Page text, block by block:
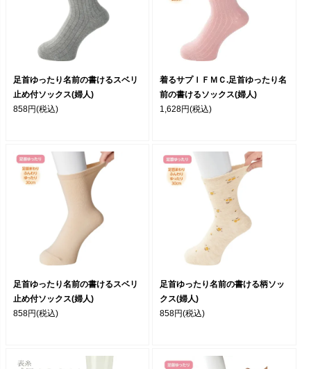
足首ゆったり名前の書けるスベリ
止め付ソックス(婦人)
858円(税込)
着るサプＩＦＭＣ.足首ゆったり名
前の書けるソックス(婦人)
1,628円(税込)
足首ゆったり名前の書けるスベリ
止め付ソックス(婦人)
858円(税込)
足首ゆったり名前の書ける柄ソッ
クス(婦人)
858円(税込)